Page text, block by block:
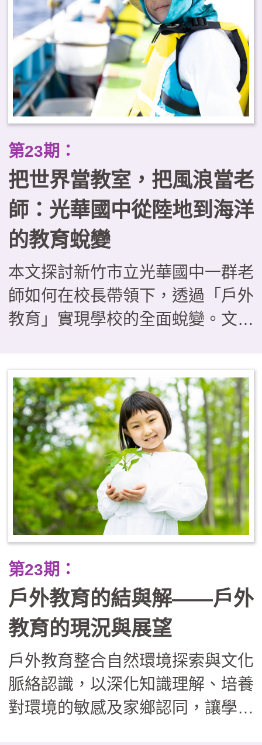
踐場域，提供實務參考。
第23期：
把世界當教室，把風浪當老
師：光華國中從陸地到海洋
的教育蛻變
本文探討新竹市立光華國中一群老
師如何在校長帶領下，透過「戶外
教育」實現學校的全面蛻變。文章
務隊、在「光華i航海」帆船課程
中克服暈船與學習共好的生命歷
程，以及透過校園空間「減法美
學」與攀樹、木育課程實現的普特
共好——描繪了教育如何從知識傳
遞轉向生命轉化。這些看似「不務
正業」的戶外學習課程，實則有效
減）與心理韌性，並重建了學校、
社區與家長間的信任關係，證明了
將世界當作教室，能培養出更具適
應力與善良品質的下一代。
第23期：
戶外教育的結與解——戶外
教育的現況與展望
戶外教育整合自然環境探索與文化
脈絡認識，以深化知識理解、培養
對環境的敏感及家鄉認同，讓學習